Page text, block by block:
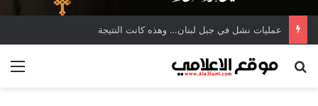
عمليات نشل في جبل لبنان… وهذه كانت النتيجة
بحث عن